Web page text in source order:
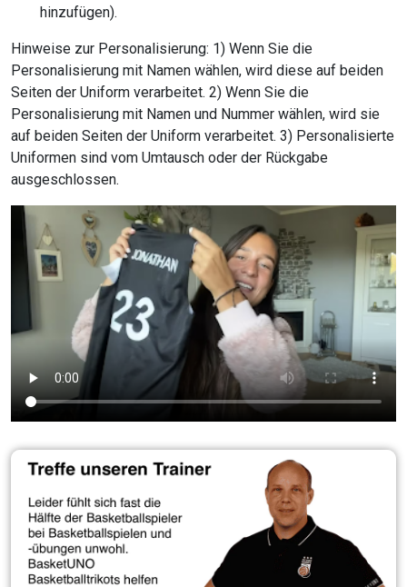
hinzufügen).
Hinweise zur Personalisierung: 1) Wenn Sie die
Personalisierung mit Namen wählen, wird diese auf beiden
Seiten der Uniform verarbeitet. 2) Wenn Sie die
Personalisierung mit Namen und Nummer wählen, wird sie
auf beiden Seiten der Uniform verarbeitet. 3) Personalisierte
Uniformen sind vom Umtausch oder der Rückgabe
ausgeschlossen.